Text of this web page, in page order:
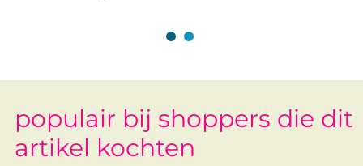
populair bij shoppers die dit
artikel kochten